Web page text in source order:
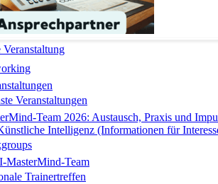
Veranstaltung
Veranstaltungen
Team 2026: Austausch, Praxis und
Intelligenz (Informationen für
MasterMind-Team
Trainertreffen